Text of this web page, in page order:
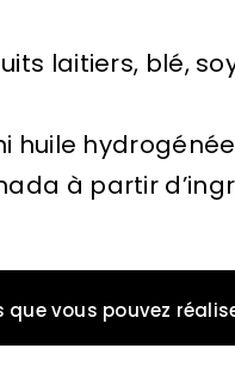
laitiers, blé,
huile
à partir
que vous pouvez